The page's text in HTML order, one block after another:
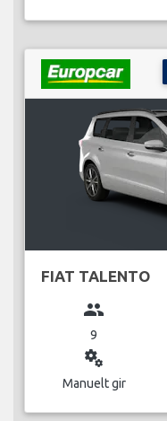
FIAT TALENTO
group
9
miscellaneous_services
Manuelt gir